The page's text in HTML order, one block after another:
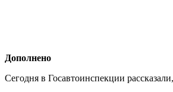
Дополнено
Сегодня в Госавтоинспекции